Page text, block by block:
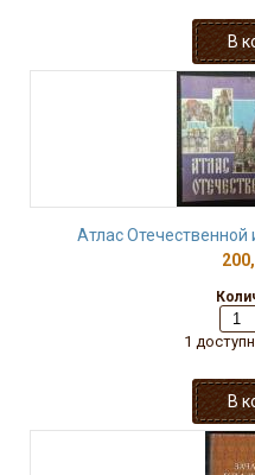
Атлас Отечественной
1